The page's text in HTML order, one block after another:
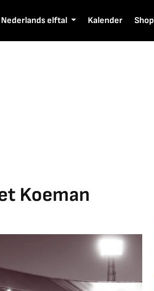
Nederlands elftal Kalender Shop
Koeman